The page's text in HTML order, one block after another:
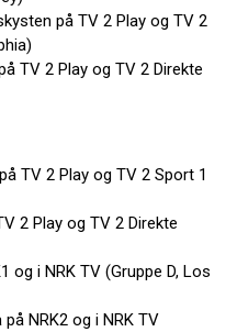
på TV 2 Play og TV 2
TV 2 Play og TV 2 Direkte
TV 2 Play og TV 2 Sport 1
2 Play og TV 2 Direkte
og i NRK TV (Gruppe D, Los
NRK2 og i NRK TV